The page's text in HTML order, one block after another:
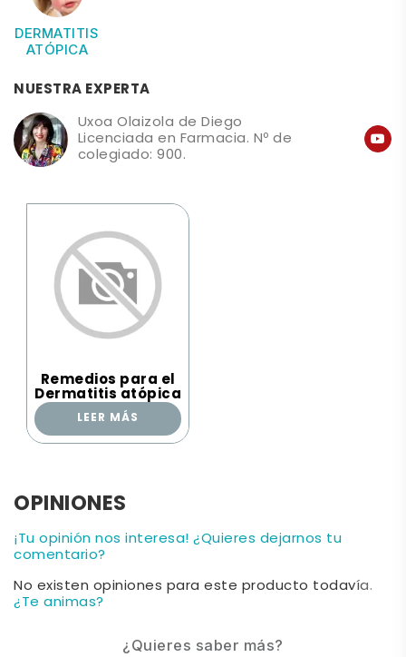
DERMATITIS
ATÓPICA
NUESTRA EXPERTA
Uxoa Olaizola de Diego
Licenciada en Farmacia. Nº de
colegiado: 900.
Remedios para el
Dermatitis atópica
LEER MÁS
OPINIONES
¡Tu opinión nos interesa! ¿Quieres dejarnos tu
comentario?
No existen opiniones para este producto todavía.
¿Te animas?
¿Quieres saber más?